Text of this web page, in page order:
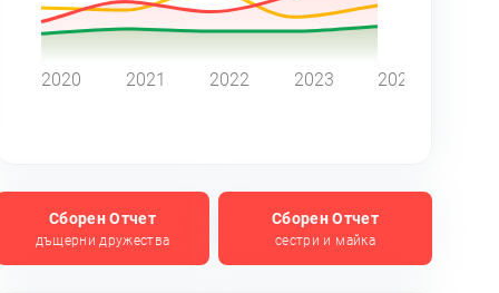
2020 2021 2022 2023 2024
Сборен Отчет
дъщерни дружества
Сборен Отчет
сестри и майка